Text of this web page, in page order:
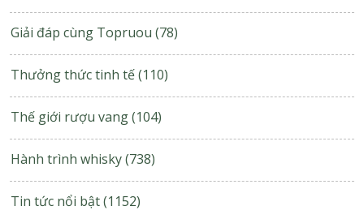
Giải đáp cùng Topruou (78)
Thưởng thức tinh tế(110)
Thế giới rượu vang(104)
Hành trình whisky(738)
Tin tức nổi bật(1152)